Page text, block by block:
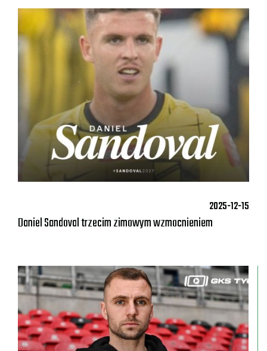
2025-12-15
Daniel Sandoval trzecim zimowym wzmocnieniem